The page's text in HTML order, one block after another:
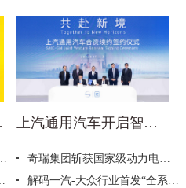
相 上汽通用汽车开启智电转型与全球化发展新境
奇瑞集团斩获国家级动力电池安全赛事大奖
解码一汽-大众行业首发“全系双终身质保”的品质底座——卓越制造篇